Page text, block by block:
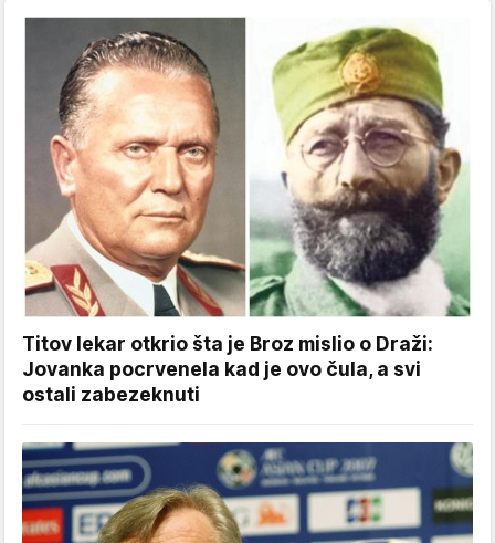
Titov lekar otkrio šta je Broz mislio o Draži:
Jovanka pocrvenela kad je ovo čula, a svi
ostali zabezeknuti